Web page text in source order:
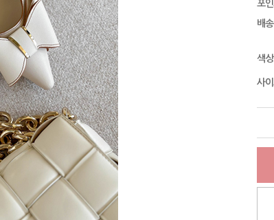
포
배송
색상
사